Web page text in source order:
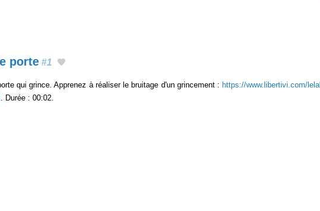
porte #1
qui grince. Apprenez à réaliser le bruitage d'un grincement : https://www.libertivi.com/
. Durée : 00:02.